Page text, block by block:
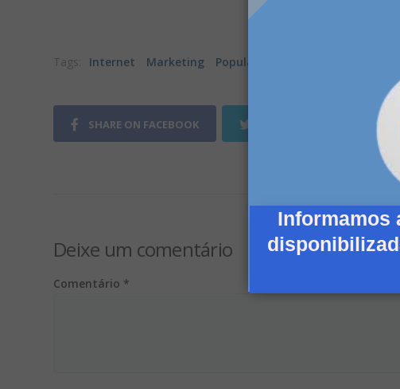
Tags: Internet Marketing Popular
SHARE ON FACEBOOK
Deixe um comentário
Comentário *
Informamos